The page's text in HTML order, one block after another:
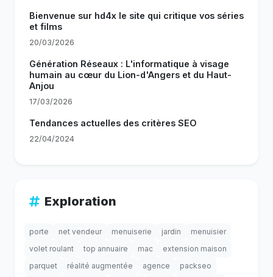
Bienvenue sur hd4x le site qui critique vos séries
et films
20/03/2026
Génération Réseaux : L'informatique à visage
humain au cœur du Lion-d'Angers et du Haut-
Anjou
17/03/2026
Tendances actuelles des critères SEO
22/04/2024
Exploration
porte net vendeur menuiserie jardin
menuisier
volet roulant
top annuaire mac
extension maison
parquet
réalité augmentée agence
packseo